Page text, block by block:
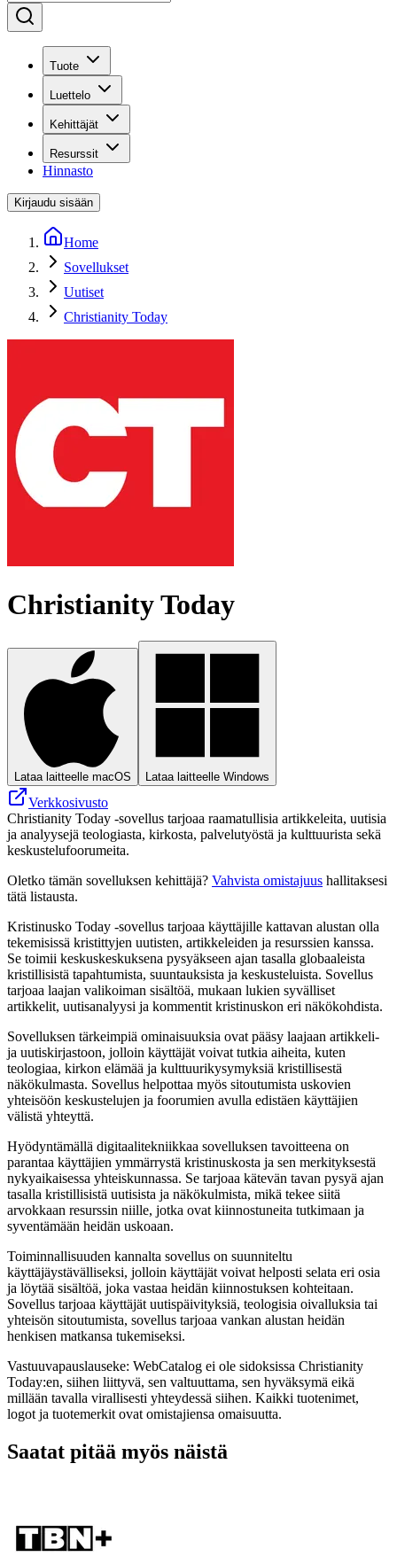
Tuote
Luettelo
Kehittäjät
Resurssit
Hinnasto
Kirjaudu sisään
Home
Sovellukset
Uutiset
Christianity Today
Christianity Today
Lataa laitteelle macOS Lataa laitteelle Windows
Verkkosivusto
Christianity Today -sovellus tarjoaa raamatullisia artikkeleita, uutisia
ja analyysejä teologiasta, kirkosta, palvelutyöstä ja kulttuurista sekä
keskustelufoorumeita.
Oletko tämän sovelluksen kehittäjä? Vahvista omistajuus hallitaksesi
tätä listausta.
Kristinusko Today -sovellus tarjoaa käyttäjille kattavan alustan olla
tekemisissä kristittyjen uutisten, artikkeleiden ja resurssien kanssa.
Se toimii keskuskeskuksena pysyäkseen ajan tasalla globaaleista
kristillisistä tapahtumista, suuntauksista ja keskusteluista. Sovellus
tarjoaa laajan valikoiman sisältöä, mukaan lukien syvälliset
artikkelit, uutisanalyysi ja kommentit kristinuskon eri näkökohdista.
Sovelluksen tärkeimpiä ominaisuuksia ovat pääsy laajaan artikkeli-
ja uutiskirjastoon, jolloin käyttäjät voivat tutkia aiheita, kuten
teologiaa, kirkon elämää ja kulttuurikysymyksiä kristillisestä
näkökulmasta. Sovellus helpottaa myös sitoutumista uskovien
yhteisöön keskustelujen ja foorumien avulla edistäen käyttäjien
välistä yhteyttä.
Hyödyntämällä digitaalitekniikkaa sovelluksen tavoitteena on
parantaa käyttäjien ymmärrystä kristinuskosta ja sen merkityksestä
nykyaikaisessa yhteiskunnassa. Se tarjoaa kätevän tavan pysyä ajan
tasalla kristillisistä uutisista ja näkökulmista, mikä tekee siitä
arvokkaan resurssin niille, jotka ovat kiinnostuneita tutkimaan ja
syventämään heidän uskoaan.
Toiminnallisuuden kannalta sovellus on suunniteltu
käyttäjäystävälliseksi, jolloin käyttäjät voivat helposti selata eri osia
ja löytää sisältöä, joka vastaa heidän kiinnostuksen kohteitaan.
Sovellus tarjoaa käyttäjät uutispäivityksiä, teologisia oivalluksia tai
yhteisön sitoutumista, sovellus tarjoaa vankan alustan heidän
henkisen matkansa tukemiseksi.
Vastuuvapauslauseke: WebCatalog ei ole sidoksissa Christianity
Today:en, siihen liittyvä, sen valtuuttama, sen hyväksymä eikä
millään tavalla virallisesti yhteydessä siihen. Kaikki tuotenimet,
logot ja tuotemerkit ovat omistajiensa omaisuutta.
Saatat pitää myös näistä